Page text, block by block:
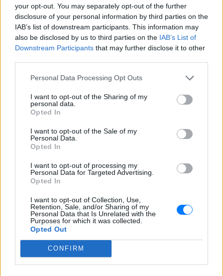
your opt-out. You may separately opt-out of the further
disclosure of your personal information by third parties on the
IAB’s list of downstream participants. This information may
also be disclosed by us to third parties on the IAB’s List of
Downstream Participants that may further disclose it to other
Personal Data Processing Opt Outs
I want to opt-out of the Sharing of my
personal data.
Opted In
I want to opt-out of the Sale of my
Personal Data.
Opted In
I want to opt-out of processing my
Personal Data for Targeted Advertising.
Opted In
I want to opt-out of Collection, Use,
Retention, Sale, and/or Sharing of my
Personal Data that Is Unrelated with the
Purposes for which it was collected.
Opted Out
CONFIRM
Κατολισθήσεις στο οδικό δίκτυο Κλειτορία –
Κατολισθήσεις βράχων σημειώθηκαν στο οδικό
δίκτυο Κλειτορία προς Τρίπολη, λόγω των έντονων
βροχοπτώσεων. Οι αρχές προειδοποιούν τους
οδηγούς να είναι ιδιαίτερα προσεκτικοί ενώ για την
αποκατάσταση του δικτύου έχει τεθεί σε
εγρήγορση ο μηχανισμός της δημοτικής ενότητας